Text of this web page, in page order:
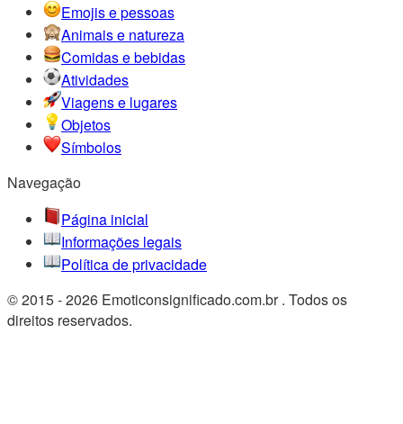
Emojis e pessoas
Animais e natureza
Comidas e bebidas
Atividades
Viagens e lugares
Objetos
Símbolos
Navegação
Página inicial
Informações legais
Política de privacidade
© 2015 - 2026 Emoticonsignificado.com.br . Todos os
direitos reservados.